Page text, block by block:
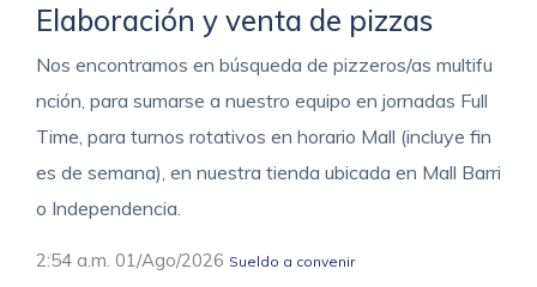
Elaboración y venta de pizzas
Nos encontramos en búsqueda de pizzeros/as multifu
nción, para sumarse a nuestro equipo en jornadas Full
Time, para turnos rotativos en horario Mall (incluye fin
es de semana), en nuestra tienda ubicada en Mall Barri
o Independencia.
2:54 a.m. 01/Ago/2026 Sueldo a convenir